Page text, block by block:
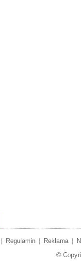
Regulamin Reklama
©